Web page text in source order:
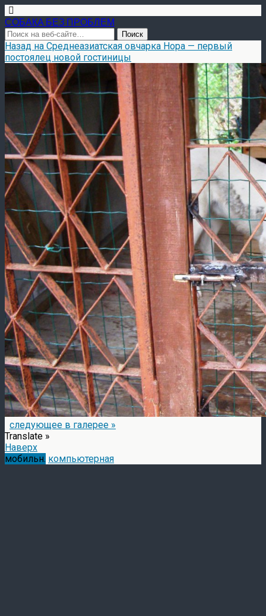
СОБАКА БЕЗ ПРОБЛЕМ
Назад на Среднеазиатская овчарка Нора — первый
постоялец новой гостиницы
следующее в галерее »
Translate »
Наверх
мобильн. компьютерная